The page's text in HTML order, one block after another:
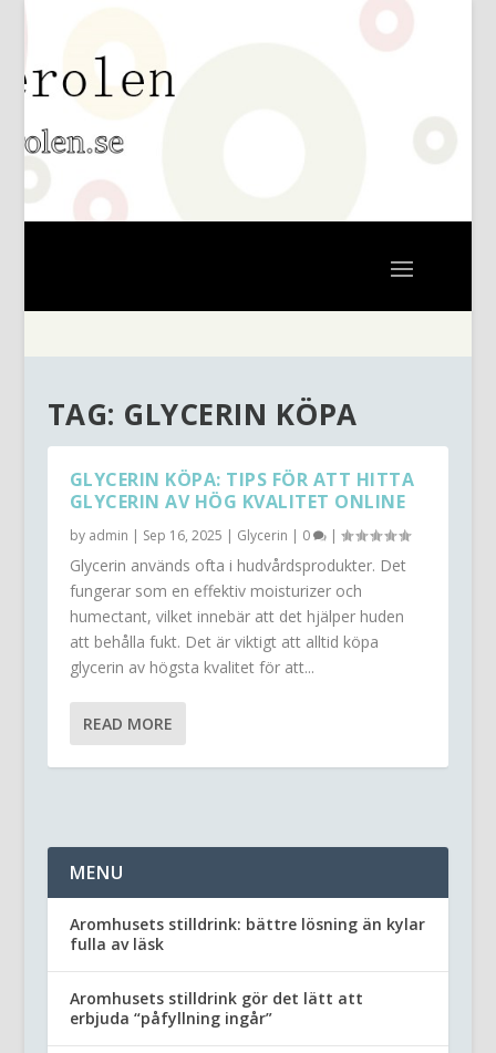
TAG: GLYCERIN KÖPA
GLYCERIN KÖPA: TIPS FÖR ATT HITTA
GLYCERIN AV HÖG KVALITET ONLINE
by admin | Sep 16, 2025 | Glycerin | 0 |
Glycerin används ofta i hudvårdsprodukter. Det
fungerar som en effektiv moisturizer och
humectant, vilket innebär att det hjälper huden
att behålla fukt. Det är viktigt att alltid köpa
glycerin av högsta kvalitet för att...
READ MORE
MENU
Aromhusets stilldrink: bättre lösning än kylar
fulla av läsk
Aromhusets stilldrink gör det lätt att
erbjuda “påfyllning ingår”